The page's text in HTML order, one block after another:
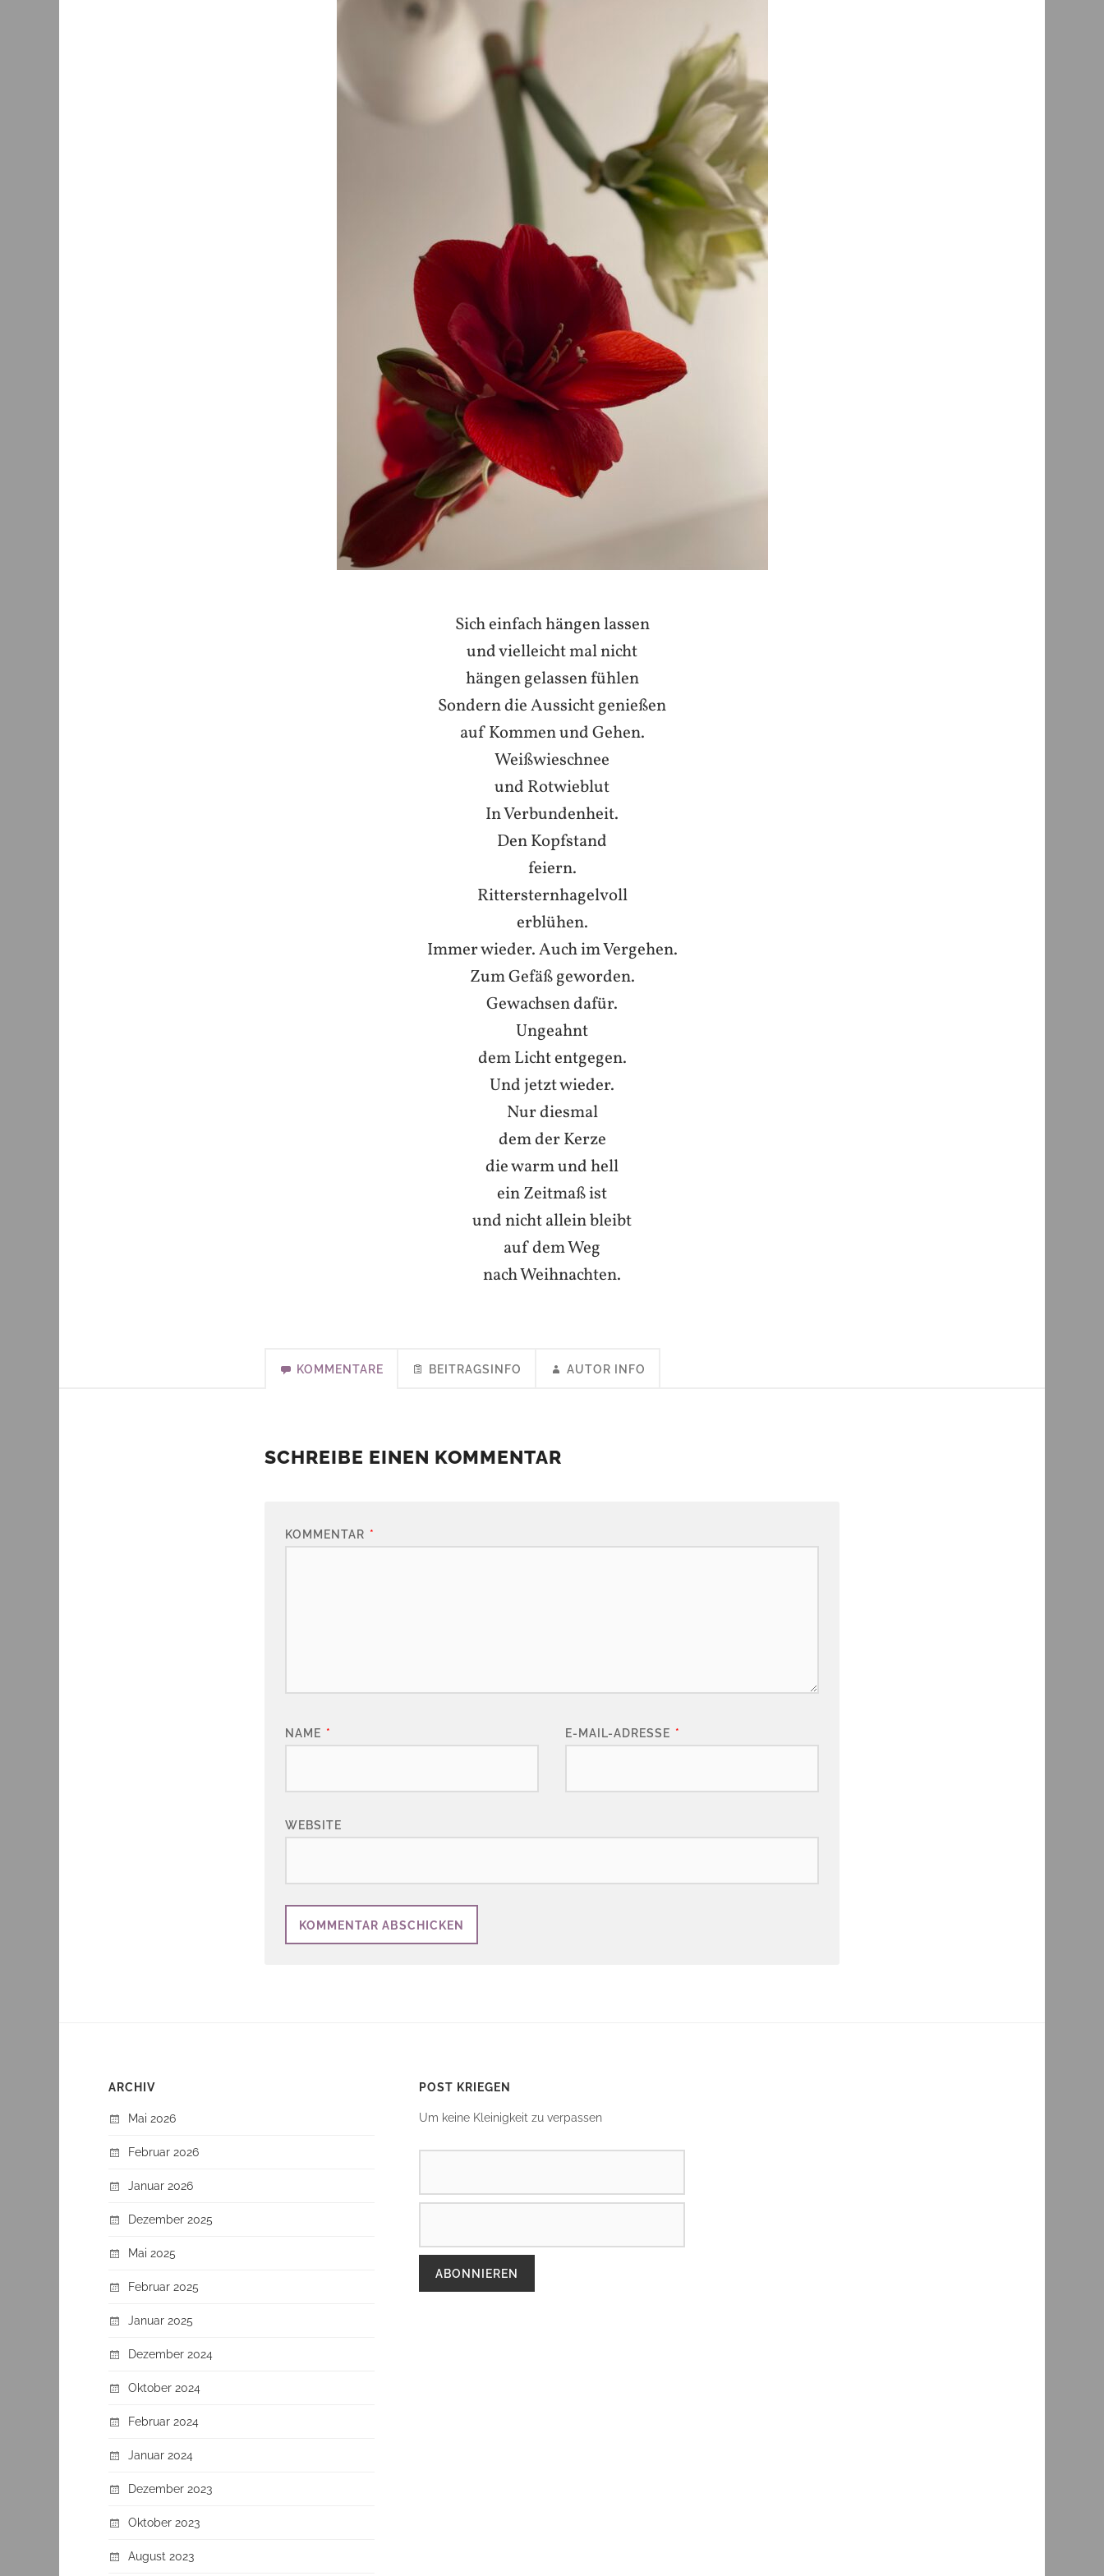
Sich einfach hängen lassen
und vielleicht mal nicht
hängen gelassen fühlen
Sondern die Aussicht genießen
auf Kommen und Gehen.
Weißwieschnee
und Rotwieblut
In Verbundenheit.
Den Kopfstand
feiern.
Rittersternhagelvoll
erblühen.
Immer wieder. Auch im Vergehen.
Zum Gefäß geworden.
Gewachsen dafür.
Ungeahnt
dem Licht entgegen.
Und jetzt wieder.
Nur diesmal
dem der Kerze
die warm und hell
ein Zeitmaß ist
und nicht allein bleibt
auf dem Weg
nach Weihnachten.
KOMMENTARE BEITRAGSINFO AUTOR INFO
SCHREIBE EINEN KOMMENTAR
KOMMENTAR *
NAME * E-MAIL-ADRESSE *
WEBSITE
ARCHIV
Mai 2026
Februar 2026
Januar 2026
Dezember 2025
Mai 2025
Februar 2025
Januar 2025
Dezember 2024
Oktober 2024
Februar 2024
Januar 2024
Dezember 2023
Oktober 2023
August 2023
POST KRIEGEN
Um keine Kleinigkeit zu verpassen